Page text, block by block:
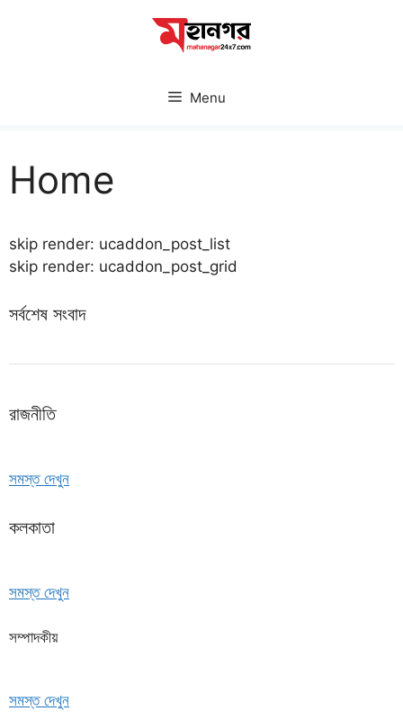
Menu
Home
skip render: ucaddon_post_list
skip render: ucaddon_post_grid
সর্বশেষ সংবাদ
রাজনীতি
সমস্ত দেখুন
কলকাতা
সমস্ত দেখুন
সম্পাদকীয়
সমস্ত দেখুন